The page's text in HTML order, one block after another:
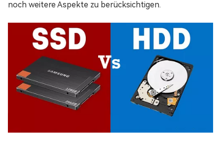
noch weitere Aspekte zu berücksichtigen.